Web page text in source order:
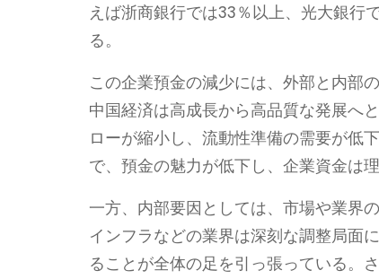
えば浙商銀行では33％以上、光大銀行
る。
この企業預金の減少には、外部と内部
中国経済は高成長から高品質な発展へ
ローが縮小し、流動性準備の需要が低
で、預金の魅力が低下し、企業資金は
一方、内部要因としては、市場や業界
インフラなどの業界は深刻な調整局面
ることが全体の足を引っ張っている。